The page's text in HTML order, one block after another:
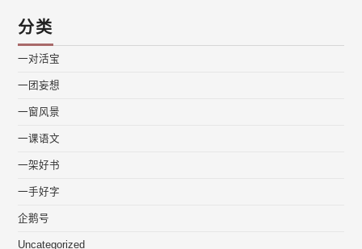
分类
一对活宝
一团妄想
一窗风景
一课语文
一架好书
一手好字
企鹅号
Uncategorized